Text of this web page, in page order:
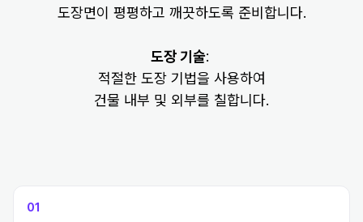
도장면이 평평하고 깨끗하도록 준비합니다.
도장 기술:
적절한 도장 기법을 사용하여
건물 내부 및 외부를 칠합니다.
01